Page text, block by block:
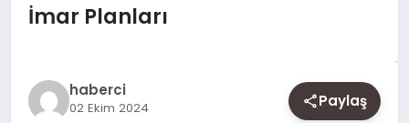
GENEL
MAGAZIN
İmar Planları
haberci
02 Ekim 2024 Paylaş